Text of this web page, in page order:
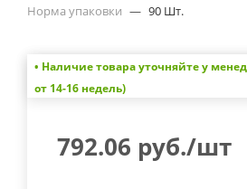
Норма упаковки — 90 Шт.
• Наличие товара уточняйте у
от 14-16 недель)
792.06 руб./шт